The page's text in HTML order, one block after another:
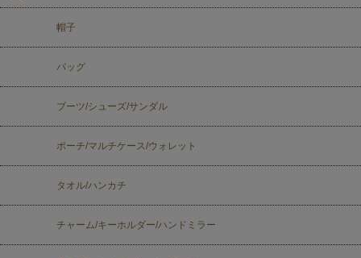
帽子
バッグ
ブーツ/シューズ/サンダル
ポーチ/マルチケース/ウォレット
タオル/ハンカチ
チャーム/キーホルダー/ハンドミラー